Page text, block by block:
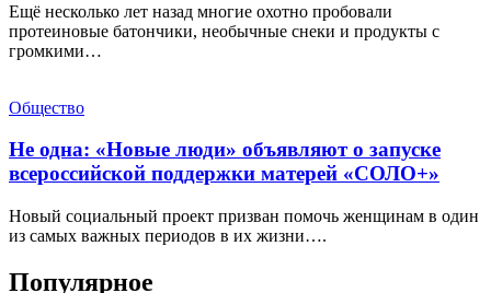
Ещё несколько лет назад многие охотно пробовали
протеиновые батончики, необычные снеки и продукты с
громкими…
Общество
Не одна: «Новые люди» объявляют о запуске
всероссийской поддержки матерей «СОЛО+»
Новый социальный проект призван помочь женщинам в один
из самых важных периодов в их жизни….
Популярное